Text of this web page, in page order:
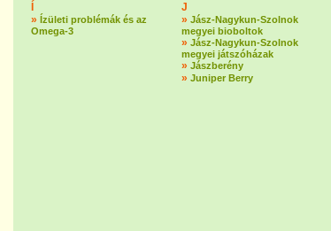
» Ízületi problémák és az
Omega-3
J
» Jász-Nagykun-Szolnok
megyei bioboltok
» Jász-Nagykun-Szolnok
megyei játszóházak
» Jászberény
» Juniper Berry